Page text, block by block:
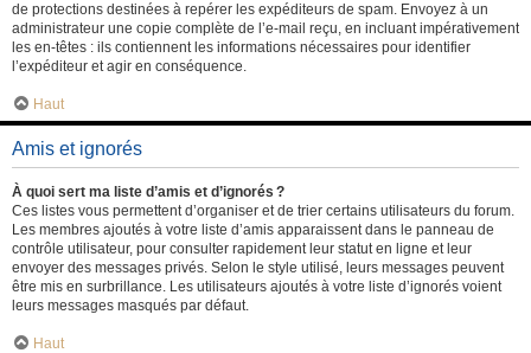
de protections destinées à repérer les expéditeurs de spam. Envoyez à un
administrateur une copie complète de l’e-mail reçu, en incluant impérativement
les en-têtes : ils contiennent les informations nécessaires pour identifier
l’expéditeur et agir en conséquence.
Haut
Amis et ignorés
À quoi sert ma liste d’amis et d’ignorés ?
Ces listes vous permettent d’organiser et de trier certains utilisateurs du forum.
Les membres ajoutés à votre liste d’amis apparaissent dans le panneau de
contrôle utilisateur, pour consulter rapidement leur statut en ligne et leur
envoyer des messages privés. Selon le style utilisé, leurs messages peuvent
être mis en surbrillance. Les utilisateurs ajoutés à votre liste d’ignorés voient
leurs messages masqués par défaut.
Haut